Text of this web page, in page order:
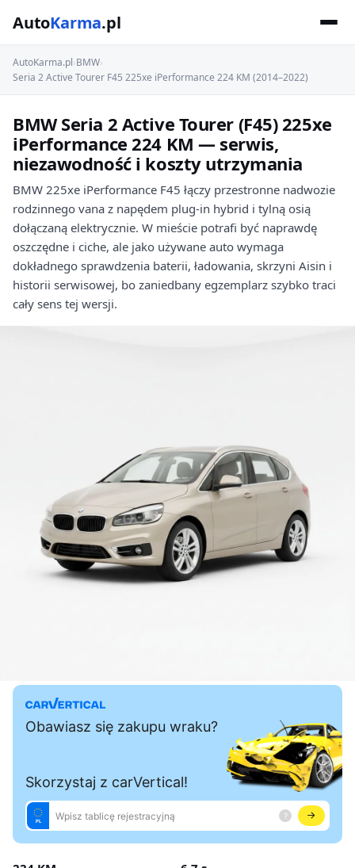
AutoKarma.pl
AutoKarma.pl›BMW›
Seria 2 Active Tourer F45 225xe iPerformance 224 KM (2014–2022)
BMW Seria 2 Active Tourer (F45) 225xe
iPerformance 224 KM — serwis,
niezawodność i koszty utrzymania
BMW 225xe iPerformance F45 łączy przestronne nadwozie
rodzinnego vana z napędem plug-in hybrid i tylną osią
dołączaną elektrycznie. W mieście potrafi być naprawdę
oszczędne i ciche, ale jako używane auto wymaga
dokładnego sprawdzenia baterii, ładowania, skrzyni Aisin i
historii serwisowej, bo zaniedbany egzemplarz szybko traci
cały sens tej wersji.